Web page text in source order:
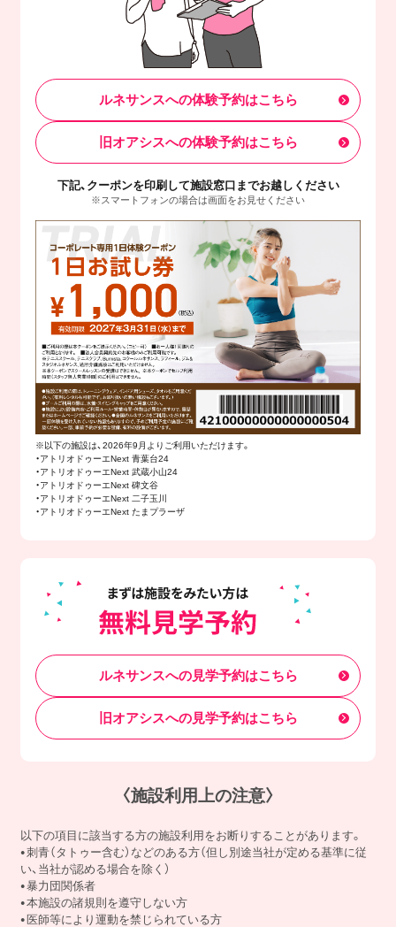
ルネサンスへの体験予約はこちら
旧オアシスへの体験予約はこちら
下記、クーポンを印刷して施設窓口までお越しください
※スマートフォンの場合は画面をお見せください
※以下の施設は、2026年9月よりご利用いただけます。
・アトリオドゥーエNext 青葉台24
・アトリオドゥーエNext 武蔵小山24
・アトリオドゥーエNext 碑文谷
・アトリオドゥーエNext 二子玉川
・アトリオドゥーエNext たまプラーザ
ルネサンスへの見学予約はこちら
旧オアシスへの見学予約はこちら
〈施設利用上の注意〉
以下の項目に該当する方の施設利用をお断りすることがあります。
刺青（タトゥー含む）などのある方（但し別途当社が定める基準に従
い、当社が認める場合を除く）
暴力団関係者
本施設の諸規則を遵守しない方
医師等により運動を禁じられている方